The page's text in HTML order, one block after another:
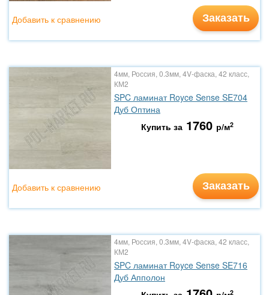
Заказать
Добавить к сравнению
4мм, Россия, 0.3мм, 4V-фаска, 42 класс,
КМ2
SPC ламинат Royce Sense SE704
Дуб Оптина
Купить за 1760 р/м2
Заказать
Добавить к сравнению
4мм, Россия, 0.3мм, 4V-фаска, 42 класс,
КМ2
SPC ламинат Royce Sense SE716
Дуб Апполон
2